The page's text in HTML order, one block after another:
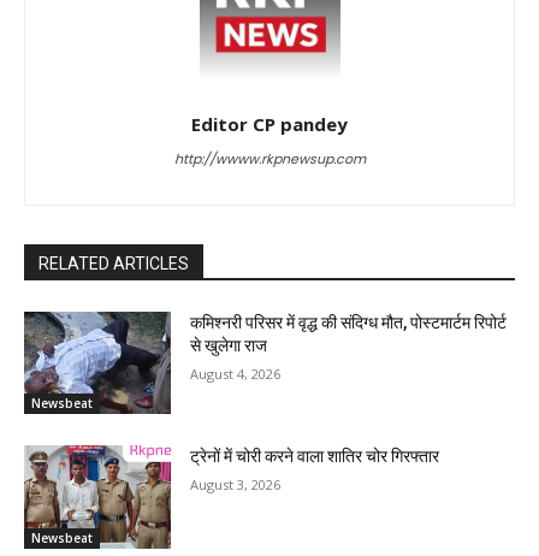
Editor CP pandey
http://wwww.rkpnewsup.com
RELATED ARTICLES
Newsbeat
कमिश्नरी परिसर में वृद्ध की संदिग्ध मौत, पोस्टमार्टम रिपोर्ट
से खुलेगा राज
August 4, 2026
Newsbeat
ट्रेनों में चोरी करने वाला शातिर चोर गिरफ्तार
August 3, 2026